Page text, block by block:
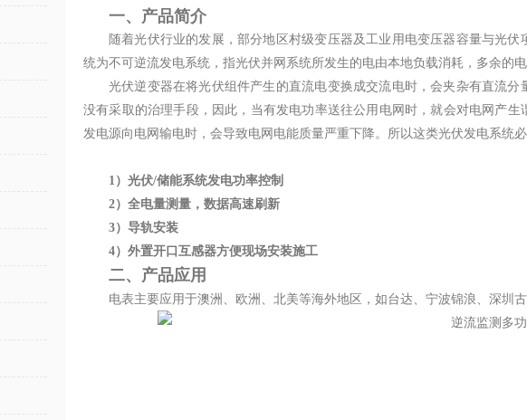
一、产品简介
随着光伏行业的发展，部分地区村级变压器及工业用电变压器容量与光
统为不可逆流发电系统，指光伏并网系统所发生的电由本地负载消耗，多余的
光伏逆变器在将光伏组件产生的直流电变换成交流电时，会夹杂有直流
没有采取的治理手段，因此，当有发电功率送往公用电网时，就会对电网产
发电源向电网输电时，会导致电网电能质量严重下降。所以这类光伏发电系统
1）光伏/储能系统发电功率控制
2）全电量测量，数据高速刷新
3）导轨安装
4）外置开口互感器方便现场安装施工
二、产品应用
电表主要应用于澳洲、欧洲、北美等海外地区，如台达、宁波锦浪、深圳古